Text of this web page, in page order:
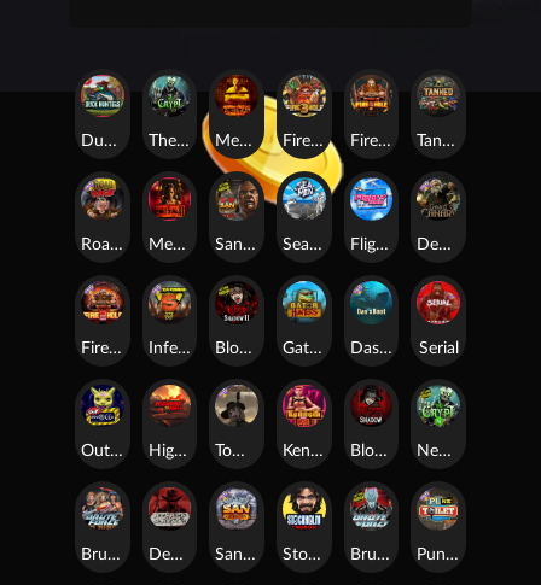
Seamen
Duck Hunters Fire in the Hole 3
Dead, Dead, or Deader
Highway to Hell
Brute Force
Mental 2 San Quentin 2: Death Row
Blood & Shadow
Blood & Shadow 2
Mental
Stockholm Syndrome
The Crypt
Outsourced
Brute Force: Alien Onslaught
Nexus The Crypt
Gator Hunters
Kenneth Must Die
Tombstone RIP
Fire in the Hole 2
Tanked
Fire In The Hole xBomb
Das xBoot
Road Rage Flight Mode
San Quentin xWays
Serial
Punk Toilet
Infectious 5 xWays
Dead Canary